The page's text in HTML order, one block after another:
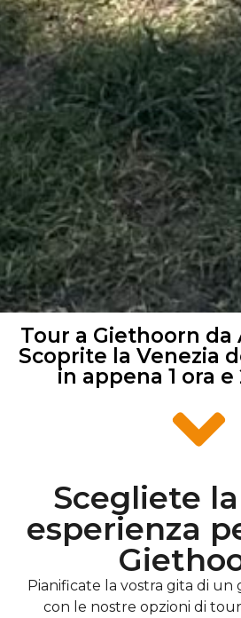
Tour a Giethoorn
Scoprite la Venezia
in appena 1 ora
Scegliete
esperienza
Pianificate la vostra gita di un
con le nostre opzioni di tour